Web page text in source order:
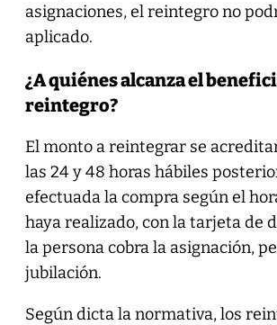
asignaciones, el reintegro no
aplicado.
¿A quiénes alcanza el
reintegro?
El monto a reintegrar se
las 24 y 48 horas hábiles
efectuada la compra según el
haya realizado, con la tarjeta de
la persona cobra la asignación,
jubilación.
Según dicta la normativa, los